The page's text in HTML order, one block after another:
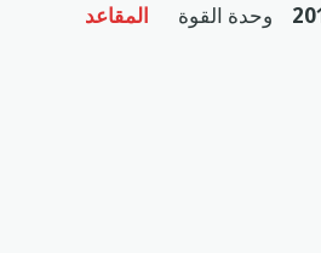
وحدة القوة المقاعد